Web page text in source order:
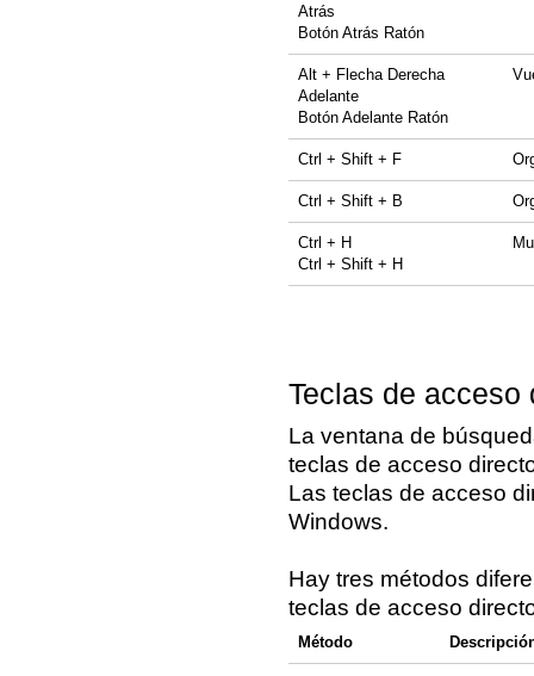
Atrás
Botón Atrás Ratón
Alt + Flecha Derecha
Adelante
Botón Adelante Ratón
Ctrl + Shift + F
Ctrl + Shift + B
Ctrl + H
Ctrl + Shift + H
Teclas de acceso
La ventana de
teclas de acceso
Las teclas de acceso
Windows.
Hay tres métodos
teclas de acceso
Método